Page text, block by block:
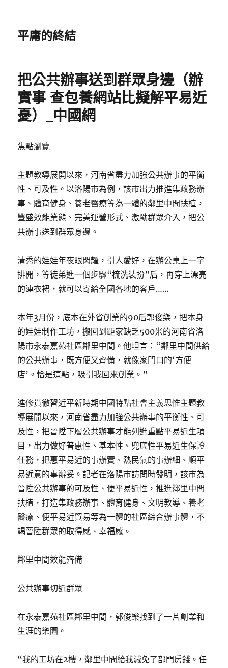
平庸的終結
把公共辦事送到群眾身邊（辦
實事 查包養網站比擬解平易近
憂）_中國網
焦點瀏覽
主題教導展開以來，河南省盡力加強公共辦事的平衡
性、可及性。以洛陽市為例，該市出力推進集政務辦
事、體育健身、養老醫療等為一體的鄰里中間扶植，
豐盛效能業態、完美運營形式、激勵群眾介入，把公
共辦事送到群眾身邊。
清秀的娃娃年夜眼閃耀，引人愛好，在辦公桌上一字
排開，等徒弟進一個步驟“梳洗裝扮”后，再穿上漂亮
的連衣裙，就可以寄給全國各地的客戶……
本年3月份，底本在外省創業的90后郭俊樂，把本身
的娃娃制作工坊，搬回到距家缺乏500米的河南省洛
陽市永泰嘉苑社區鄰里中間。他坦言：“鄰里中間供給
的公共辦事，既方便又齊備，就像家門口的‘方便
店’。恰是這點，吸引我回來創業。”
進修貫徹習近平新時期中國特點社會主義思惟主題教
導展開以來，河南省盡力加強公共辦事的平衡性、可
及性，把晉陞下層公共辦事才能列進重點平易近生項
目，出力做好普惠性、基本性、兜底性平易近生保證
任務，把惠平易近的事辦實、熱民氣的事辦細、順平
易近意的事辦妥。記者在洛陽市訪問時發明，該市為
晉陞公共辦事的可及性、便平易近性，推進鄰里中間
扶植，打造集政務辦事、體育健身、文明教導、養老
醫療、便平易近貿易等為一體的社區綜合辦事體，不
竭晉陞群眾的取得感、幸福感。
鄰里中間效能齊備
公共辦事切近群眾
在永泰嘉苑社區鄰里中間，郭俊樂找到了一片創業和
生涯的樂園。
“我的工坊在2樓，鄰里中間給我減免了部門房錢。任